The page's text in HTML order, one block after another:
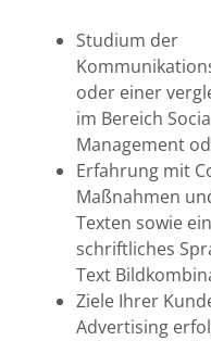
Studium der
oder einer
im Bereich
Management
Erfahrung mit
Maßnahmen
Texten sowie
schriftliches
Text
Ziele Ihrer
Advertising